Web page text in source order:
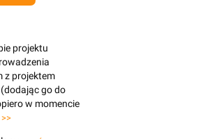
projektu
z projektem
go do
w momencie